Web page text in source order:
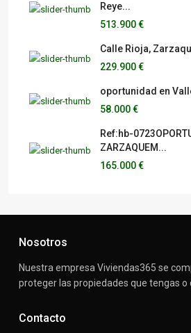
Reye...
513.900 €
Calle Rioja,
229.900 €
oportunidad en
58.000 €
Ref:hb-
ZARZAQUEM...
165.000 €
Nosotros
Nuestra empresa Viviendas365 se
proteger las propiedades que tengas o
Contacto